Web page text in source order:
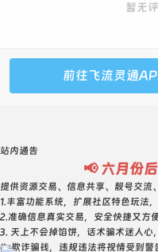
暂无
前往飞流灵通
站内通告
📢 六月份
提供资源交易、信息共享、靓号交流
1.丰富功能系统，扩展社区特色玩法
2.准确信息真实交易，安全快捷又方
3. 天上不会掉馅饼，话术骗术迷人心
4. 欺诈骗钱，违规违法将视情受到警